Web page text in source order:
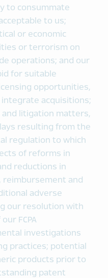
to consummate
to us;
or economic
or terrorism on
operations; and our
for suitable
opportunities,
acquisitions;
and litigation matters,
resulting from the
regulation to which
of reforms in
reductions in
reimbursement and
adverse
our resolution with
FCPA
investigations
practices; potential
products prior to
patent